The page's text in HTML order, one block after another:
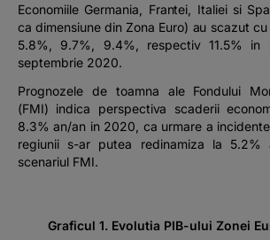
Economiile Germania, Frantei, Italiei si
ca dimensiune din Zona Euro) au scazut
5.8%, 9.7%, 9.4%, respectiv 11.5% in
septembrie 2020.
Prognozele de toamna ale Fondului
(FMI) indica perspectiva scaderii
8.3% an/an in 2020, ca urmare a
regiunii s-ar putea redinamiza la
scenariul FMI.
Graficul 1. Evolutia PIB-ului Zonei